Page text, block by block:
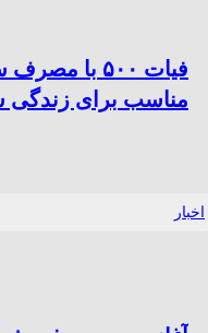
فیات ۵۰۰ با
مناسب برای
اخبار